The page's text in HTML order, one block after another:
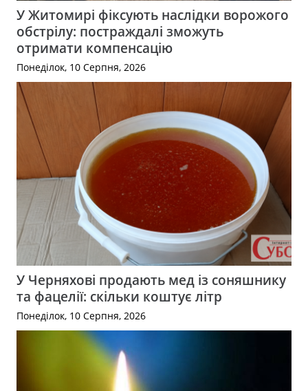
У Житомирі фіксують наслідки ворожого
обстрілу: постраждалі зможуть
отримати компенсацію
Понеділок, 10 Серпня, 2026
У Черняхові продають мед із соняшнику
та фацелії: скільки коштує літр
Понеділок, 10 Серпня, 2026